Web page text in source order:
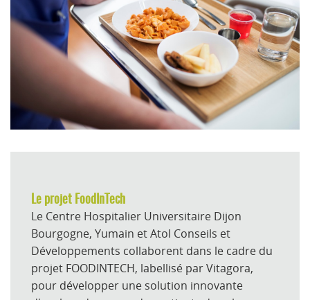
Le projet FoodInTech
Le Centre Hospitalier Universitaire Dijon
Bourgogne, Yumain et Atol Conseils et
Développements collaborent dans le cadre du
projet FOODINTECH, labellisé par Vitagora,
pour développer une solution innovante